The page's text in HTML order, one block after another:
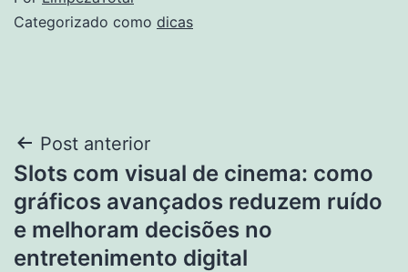
Categorizado como dicas
Navegação
de
Post
Post anterior
Slots com visual de cinema: como
gráficos avançados reduzem ruído
e melhoram decisões no
entretenimento digital